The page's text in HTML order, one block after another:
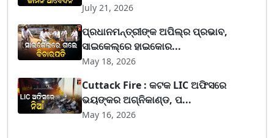
July 21, 2026
ପ୍ରଧାନମନ୍ତ୍ରୀଙ୍କ ଅପିଲ୍‌ର ପ୍ରଭାବ,
ସାଇକେଲ୍‌ରେ ହାଇକୋର...
May 18, 2026
Cuttack Fire : କଟକ LIC ଅଫିସରେ
ଭୟଙ୍କର ଅଗ୍ନିକାଣ୍ଡ, ପ...
May 16, 2026